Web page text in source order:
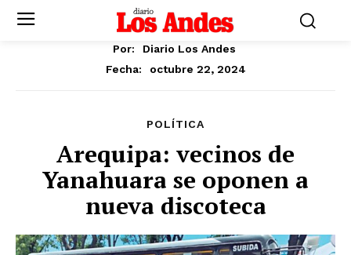
Por:
Diario Los Andes
Fecha:
octubre 22, 2024
POLÍTICA
Arequipa: vecinos de
Yanahuara se oponen a
nueva discoteca